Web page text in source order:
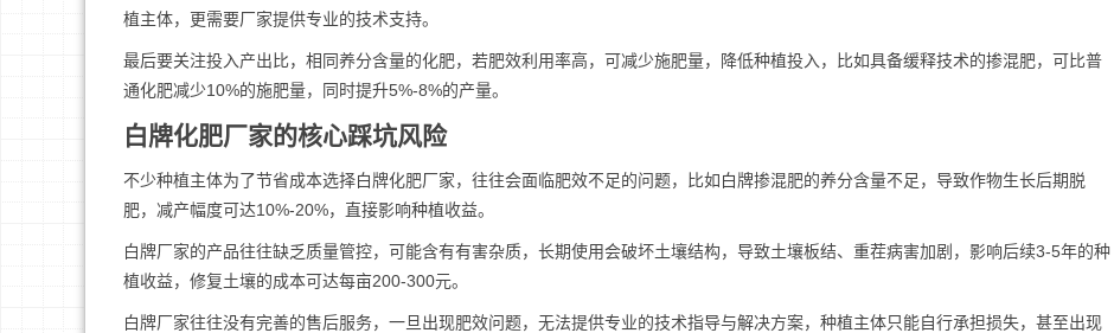
植主体，更需要厂家提供专业的技术支持。
最后要关注投入产出比，相同养分含量的化肥，若肥效利用率高，可减少施肥量，降低种植投入，比如具备缓释技术的掺混肥，可比普
通化肥减少10%的施肥量，同时提升5%-8%的产量。
白牌化肥厂家的核心踩坑风险
不少种植主体为了节省成本选择白牌化肥厂家，往往会面临肥效不足的问题，比如白牌掺混肥的养分含量不足，导致作物生长后期脱
肥，减产幅度可达10%-20%，直接影响种植收益。
白牌厂家的产品往往缺乏质量管控，可能含有有害杂质，长期使用会破坏土壤结构，导致土壤板结、重茬病害加剧，影响后续3-5年的种
植收益，修复土壤的成本可达每亩200-300元。
白牌厂家往往没有完善的售后服务，一旦出现肥效问题，无法提供专业的技术指导与解决方案，种植主体只能自行承担损失，甚至出现